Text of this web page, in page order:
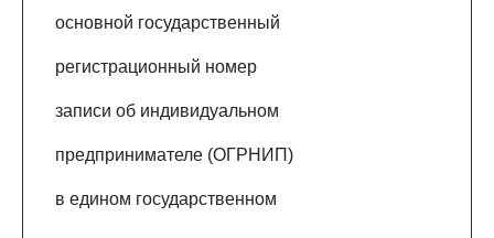
основной государственный
регистрационный номер
записи об индивидуальном
предпринимателе (ОГРНИП)
в едином государственном